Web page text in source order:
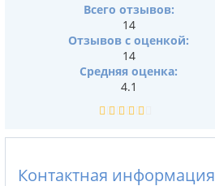
Контактная информация
Всего отзывов:
14
Отзывов с оценкой:
14
Средняя оценка:
4.1